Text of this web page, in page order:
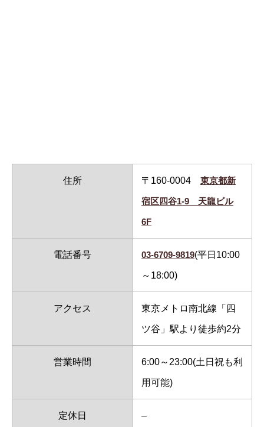
住所 〒160-0004 東京都新
宿区四谷1-9 天龍ビル
6F
電話番号 03-6709-9819(平日10:00
～18:00)
アクセス 東京メトロ南北線「四
ツ谷」駅より徒歩約2分
営業時間 6:00～23:00(土日祝も利
用可能)
定休日 –